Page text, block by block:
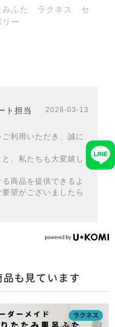
みふた ラクネス セ
ー
ト担当 2026-03-13
利用いただき、誠に
、私たちも大変嬉し
商品を提供できるよ
望がございましたら
も見ています